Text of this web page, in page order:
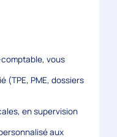
vous
(TPE, PME, dossiers
en supervision
aux